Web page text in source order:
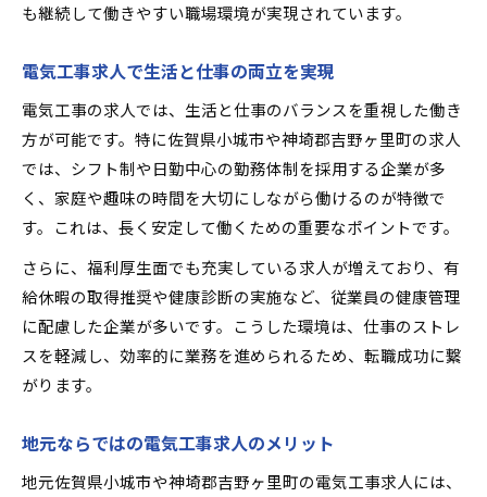
も継続して働きやすい職場環境が実現されています。
電気工事求人で生活と仕事の両立を実現
電気工事の求人では、生活と仕事のバランスを重視した働き
方が可能です。特に佐賀県小城市や神埼郡吉野ヶ里町の求人
では、シフト制や日勤中心の勤務体制を採用する企業が多
く、家庭や趣味の時間を大切にしながら働けるのが特徴で
す。これは、長く安定して働くための重要なポイントです。
さらに、福利厚生面でも充実している求人が増えており、有
給休暇の取得推奨や健康診断の実施など、従業員の健康管理
に配慮した企業が多いです。こうした環境は、仕事のストレ
スを軽減し、効率的に業務を進められるため、転職成功に繋
がります。
地元ならではの電気工事求人のメリット
地元佐賀県小城市や神埼郡吉野ヶ里町の電気工事求人には、